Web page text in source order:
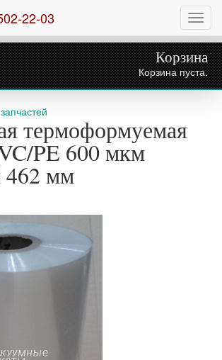
22-03
Корзина
Корзина пуста.
термоформуемая
PE 600 мкм
мм